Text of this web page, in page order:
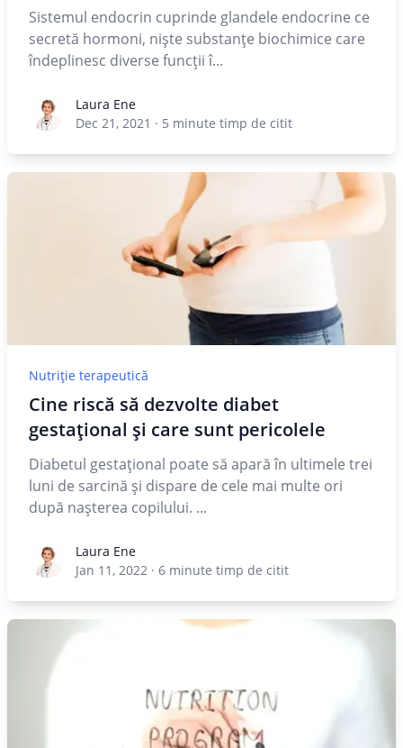
Sistemul endocrin cuprinde glandele endocrine ce
secretă hormoni, nişte substanțe biochimice care
îndeplinesc diverse funcții î...
Laura EneLaura Ene
Dec 21, 2021 · 5 minute timp de citit
Nutriție terapeutică
Cine riscă să dezvolte diabet
gestațional și care sunt pericolele
Diabetul gestaţional poate să apară în ultimele trei
luni de sarcină şi dispare de cele mai multe ori
după nașterea copilului. ...
Laura EneLaura Ene
Jan 11, 2022 · 6 minute timp de citit